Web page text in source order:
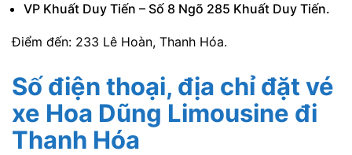
VP Khuất Duy Tiến – Số 8 Ngõ 285 Khuất Duy Tiến.
Điểm đến: 233 Lê Hoàn, Thanh Hóa.
Số điện thoại, địa chỉ đặt vé
xe Hoa Dũng Limousine đi
Thanh Hóa